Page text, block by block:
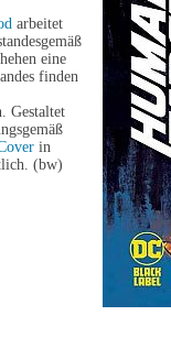
arbeitet
eine
finden
Gestaltet
in
(bw)